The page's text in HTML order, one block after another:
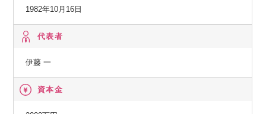
◆医療事業（医薬品卸売一般販売業、薬局の経営、治験支援
業、医療事務および経理の受託業務、病・医院の経営コンサ
発・構築・運用管理・導入支援）
医療事業では、神奈川県内に30店舗の薬局を展開し、本社の
ある厚木市には11店舗を展開。市内の利用者数はトップクラ
1982年10月16日
代表者
伊藤 一
資本金